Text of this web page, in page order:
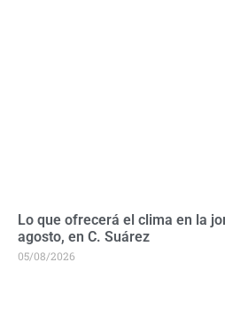
Lo que ofrecerá el clima en la
agosto, en C. Suárez
05/08/2026